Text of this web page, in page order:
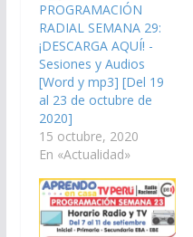
PROGRAMACIÓN
RADIAL SEMANA 29:
¡DESCARGA AQUÍ! -
Sesiones y Audios
[Word y mp3] [Del 19
al 23 de octubre de
2020]
15 octubre, 2020
En «Actualidad»